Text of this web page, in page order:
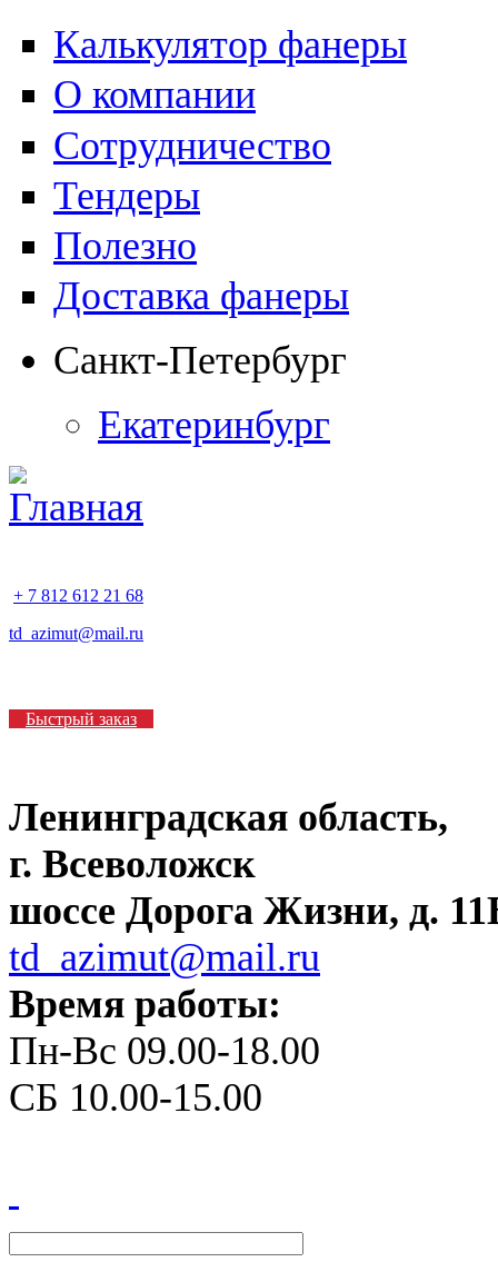
Калькулятор фанеры
О компании
Сотрудничество
Тендеры
Полезно
Доставка фанеры
Санкт-Петербург
Екатеринбург
+ 7 812 612 21 68
td_azimut@mail.ru
Быстрый заказ
Ленинградская область,
г. Всеволожск
шоссе Дорога Жизни, д.
td_azimut@mail.ru
Время работы:
Пн-Вс 09.00-18.00
СБ 10.00-15.00